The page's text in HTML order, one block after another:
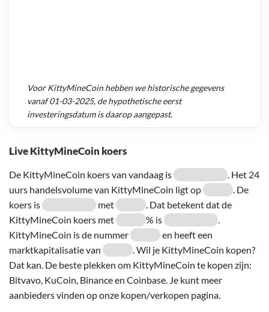
Live KittyMineCoin koers
De KittyMineCoin koers van vandaag is
. Het 24
uurs handelsvolume van KittyMineCoin ligt op
. De
koers is
met
. Dat betekent dat de
KittyMineCoin koers met
% is
.
KittyMineCoin is de nummer
en heeft een
marktkapitalisatie van
. Wil je KittyMineCoin kopen?
Dat kan. De beste plekken om KittyMineCoin te kopen zijn:
Bitvavo, KuCoin, Binance en Coinbase. Je kunt meer
aanbieders vinden op onze kopen/verkopen pagina.
VoorKittyMineCoinhebben we historische gegevens
vanaf01-03-2025, de hypothetische eerst
investeringsdatum is daarop aangepast.